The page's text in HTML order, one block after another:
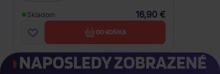
Skladom 16,90 €
DO KOŠÍKA
NAPOSLEDY ZOBRAZENÉ